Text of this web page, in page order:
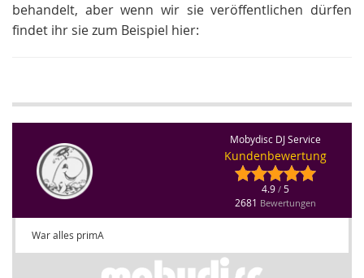
behandelt, aber wenn wir sie veröffentlichen dürfen
findet ihr sie zum Beispiel hier:
Mobydisc DJ Service
Kundenbewertung
4.9 / 5
2681 Bewertungen
War alles primA